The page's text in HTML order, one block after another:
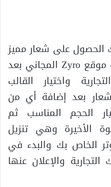
الحصول على شعار مميز
لعلامتك التجارية بمساعدة موقع Zyro المجاني بعد
واختيار القالب
بعد إضافة أي من
الحجم المناسب ثم
الأخيرة وهي تنزيل
الخاص بك والبدء في
والإعلان عنها